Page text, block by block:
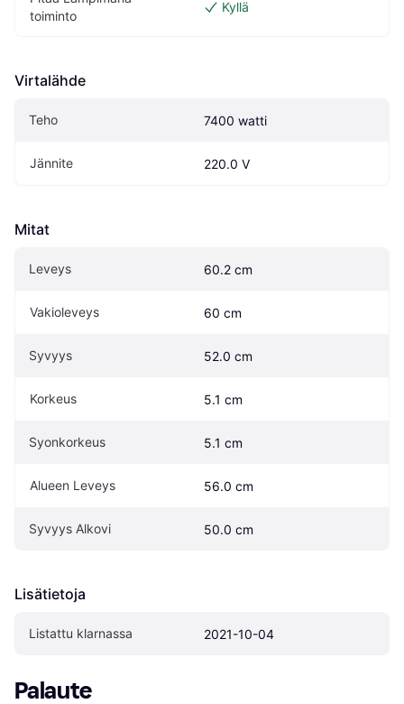
toiminto
Kyllä
Virtalähde
Teho 7400 watti
Jännite 220.0 V
Mitat
Leveys 60.2 cm
Vakioleveys 60 cm
Syvyys 52.0 cm
Korkeus 5.1 cm
Syonkorkeus 5.1 cm
Alueen Leveys 56.0 cm
Syvyys Alkovi 50.0 cm
Lisätietoja
Listattu klarnassa 2021-10-04
Palaute